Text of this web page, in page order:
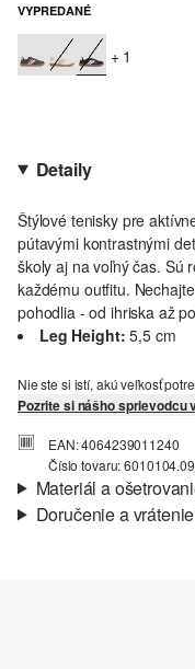
VYPREDANÉ
+ 1
Detaily
Štýlové tenisky pre
pútavými kontrastnými
školy aj na voľný čas. Sú
každému outfitu.
pohodlia - od ihriska až
Leg Height: 5,5 cm
Nie ste si istí, akú veľkosť
Pozrite si nášho sprievodcu
EAN: 4064239011240
Číslo tovaru:
Materiál a
Doručenie a